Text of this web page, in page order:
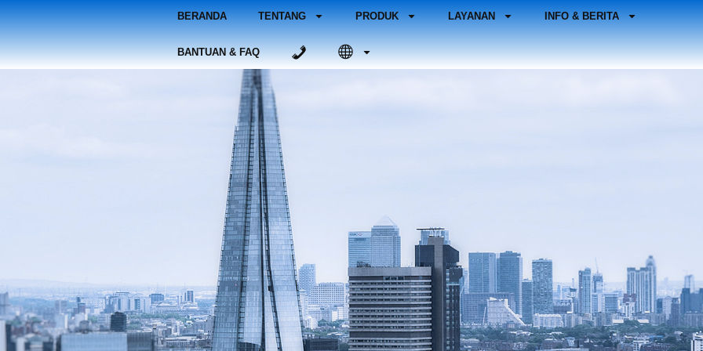
BERANDA TENTANG PRODUK LAYANAN INFO & BERITA
BANTUAN & FAQ